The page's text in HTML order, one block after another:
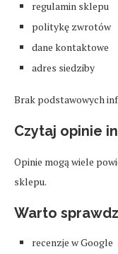
regulamin sklepu
politykę zwrotów
dane kontaktowe
adres siedziby
Brak podstawowych
Czytaj opinie
Opinie mogą wiele
sklepu.
Warto
recenzje w Google